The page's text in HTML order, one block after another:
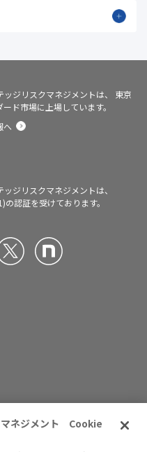
ジリスクマネジメントは、
東京
ド市場に上場しています。
へ
ジリスクマネジメントは、
の認証を受けております。
マネジメント Cookie